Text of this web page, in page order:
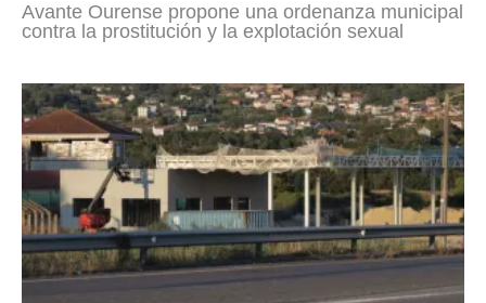
Avante Ourense propone una ordenanza municipal
contra la prostitución y la explotación sexual